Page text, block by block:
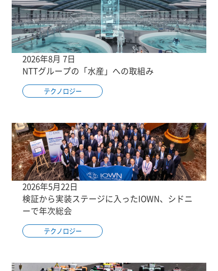
2026年8月 7日
NTTグループの「水産」への取組み
テクノロジー
2026年5月22日
検証から実装ステージに入ったIOWN、シドニ
ーで年次総会
テクノロジー